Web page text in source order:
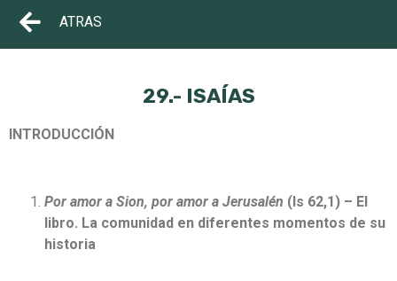
ATRAS
29.- ISAÍAS
INTRODUCCIÓN
Por amor a Sion, por amor a Jerusalén (Is 62,1) – El
libro. La comunidad en diferentes momentos de su
historia